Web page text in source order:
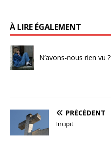
À LIRE ÉGALEMENT
N’avons-nous rien vu ?
PRÉCÉDENT
Incipit